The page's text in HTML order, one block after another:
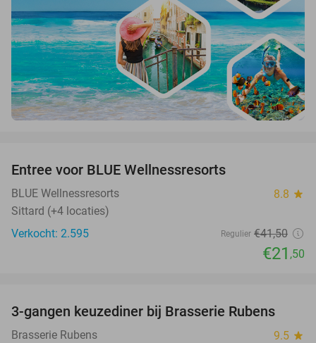
Entree voor BLUE Wellnessresorts
BLUE Wellnessresorts 8.8 star
Sittard (+4 locaties)
Verkocht: 2.595
Regulier €41,50
€21 ,50
42%
3-gangen keuzediner bij Brasserie Rubens
Brasserie Rubens 9.5 star